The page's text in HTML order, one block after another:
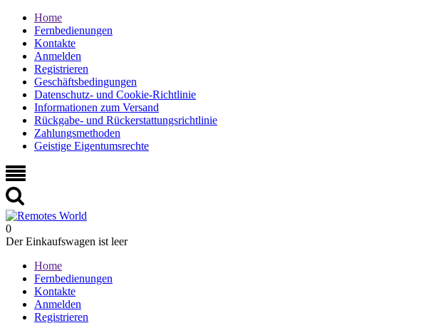
Home
Fernbedienungen
Kontakte
Anmelden
Registrieren
Geschäftsbedingungen
Datenschutz- und Cookie-Richtlinie
Informationen zum Versand
Rückgabe- und Rückerstattungsrichtlinie
Zahlungsmethoden
Geistige Eigentumsrechte
0
Der Einkaufswagen ist leer
Home
Fernbedienungen
Kontakte
Anmelden
Registrieren